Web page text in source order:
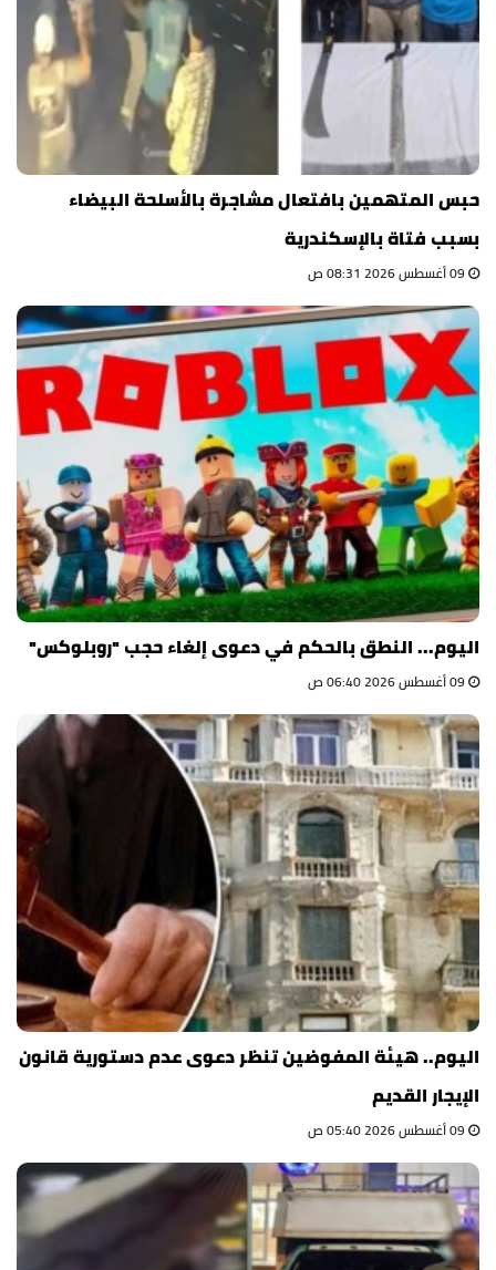
حبس المتهمين بافتعال مشاجرة بالأسلحة البيضاء
بسبب فتاة بالإسكندرية
اليوم... النطق بالحكم في دعوى إلغاء حجب "روبلوكس"
اليوم.. هيئة المفوضين تنظر دعوى عدم دستورية قانون
الإيجار القديم